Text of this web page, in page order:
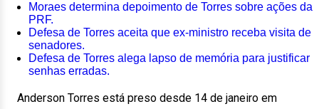
Moraes determina depoimento de Torres sobre ações da
PRF.
Defesa de Torres aceita que ex-ministro receba visita de
senadores.
Defesa de Torres alega lapso de memória para justificar
senhas erradas.
Anderson Torres está preso desde 14 de janeiro em